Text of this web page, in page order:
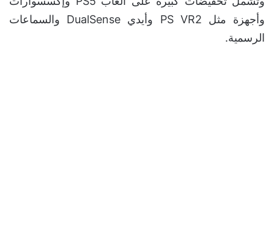
وأجهزة مثل PS VR2 وأيدي DualSense والسماعات
الرسمية.